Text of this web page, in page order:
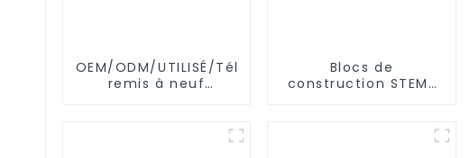
OEM/ODM/UTILISÉ/Téléphone
remis à neuf
Blocs de
construction STEM/